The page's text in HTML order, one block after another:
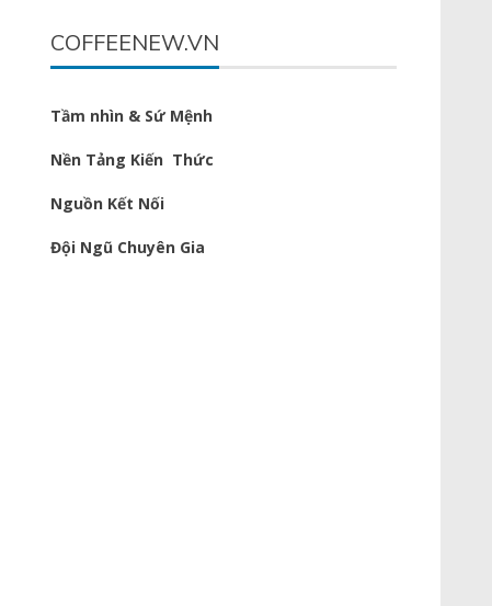
COFFEENEW.VN
Tầm nhìn & Sứ Mệnh
Nền Tảng Kiến Thức
Nguồn Kết Nối
Đội Ngũ Chuyên Gia